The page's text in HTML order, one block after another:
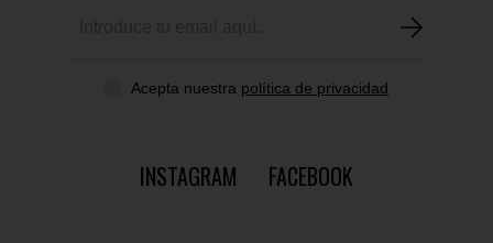
Acepta nuestra política de privacidad
INSTAGRAM FACEBOOK